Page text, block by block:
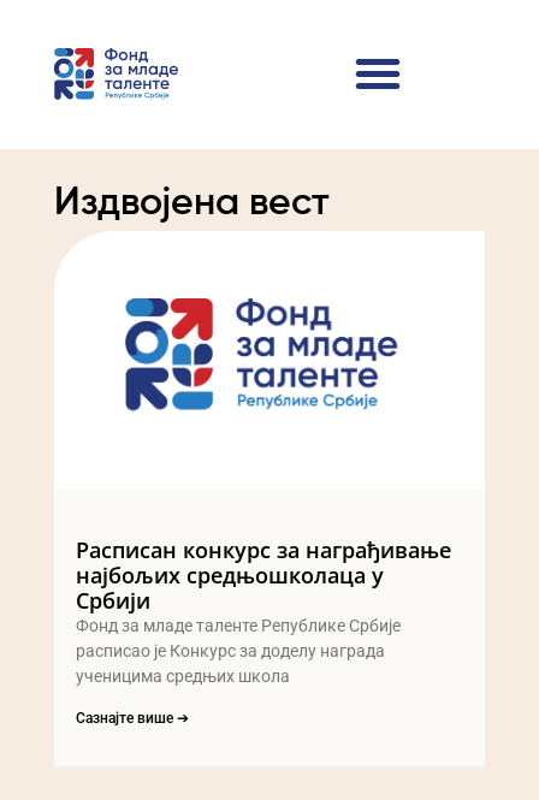
Издвојена вест
Расписан конкурс за награђивање
најбољих средњошколаца у
Србији
Фонд за младе таленте Републике Србије
расписао је Конкурс за доделу награда
ученицима средњих школа
Сазнајте више ➔